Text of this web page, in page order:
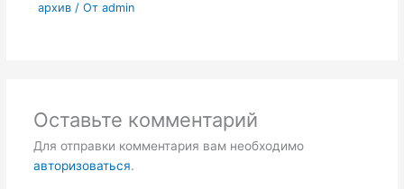
архив/ От admin
Оставьте комментарий
Для отправки комментария вам необходимо
авторизоваться.